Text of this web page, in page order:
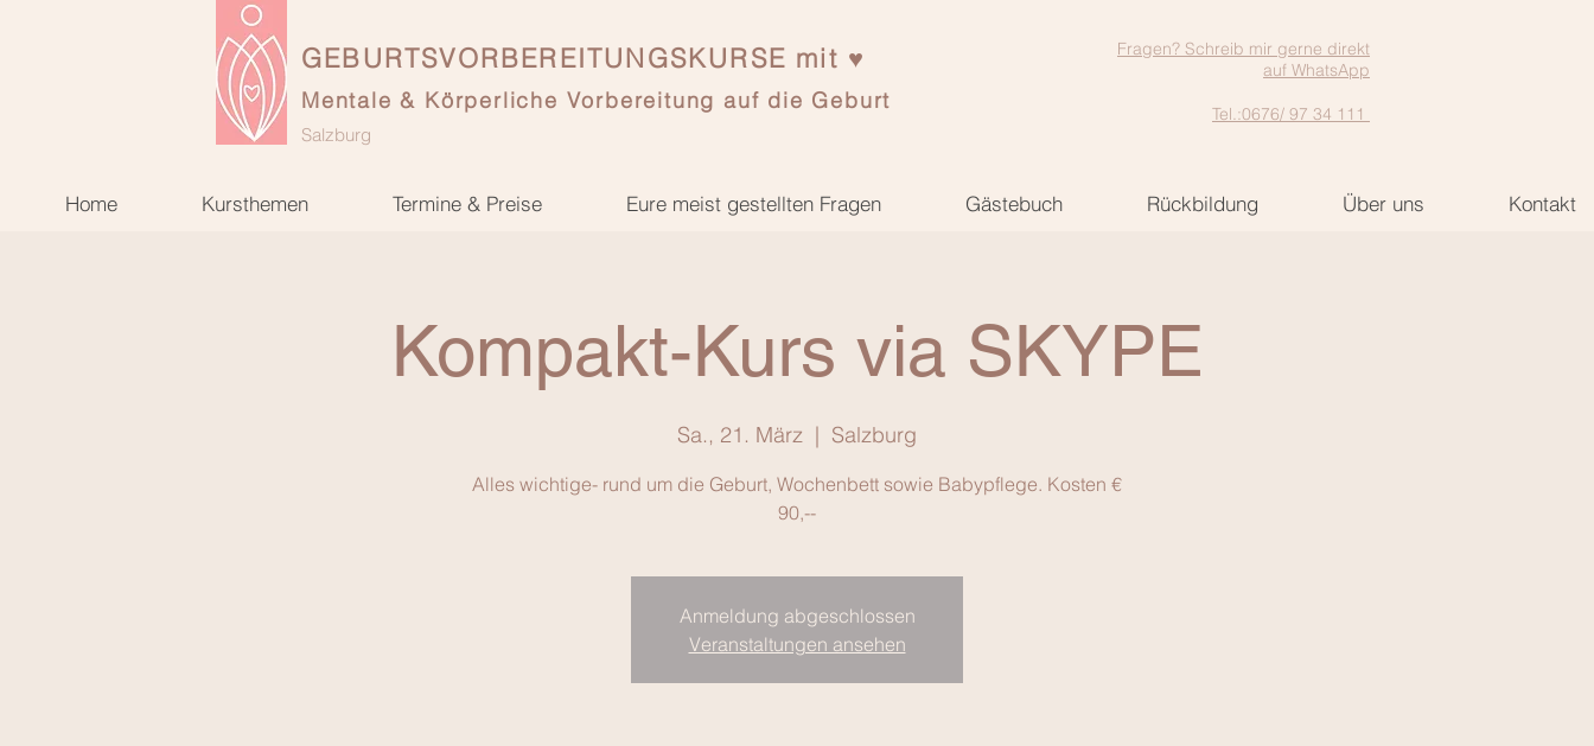
GEBURTSVORBEREITUNGSKURSE mit ♥
Mentale & Körperliche Vorbereitung auf die Geburt
Salzburg
Fragen? Schreib mir gerne direkt
auf WhatsApp
Tel.:0676/ 97 34 111
Home Kursthemen Termine & Preise Eure meist gestellten Fragen Gästebuch Rückbildung Über uns Kontakt
Kompakt-Kurs via SKYPE
Sa., 21. März
  |
Salzburg
Alles wichtige- rund um die Geburt, Wochenbett sowie Babypflege. Kosten €
90,--
Anmeldung abgeschlossen
Veranstaltungen ansehen